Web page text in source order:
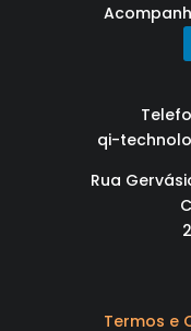
qi-
Rua
Termos e